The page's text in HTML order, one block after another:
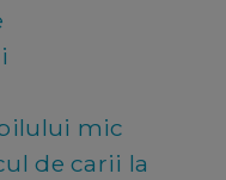
mic
de carii la